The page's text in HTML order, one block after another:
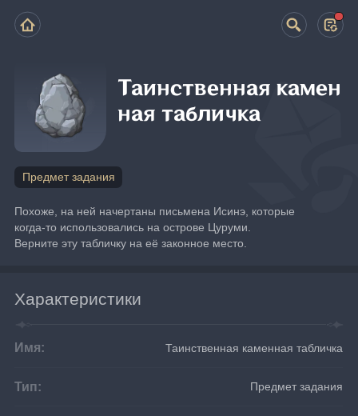
Таинственная камен
ная табличка
Предмет задания
Похоже, на ней начертаны письмена Исинэ, которые
когда-то использовались на острове Цуруми.
Верните эту табличку на её законное место.
Характеристики
Имя: Таинственная каменная табличка
Тип: Предмет задания